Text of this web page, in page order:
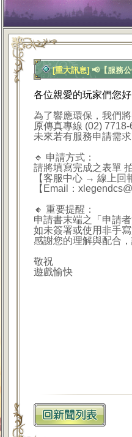
[重大訊息] 📢【服務
各位親愛的玩家們您
為了響應環保，我們
原傳真專線 (02)
未來若有服務申請需
🔹 申請方式：
請將填寫完成之表單
【客服中心 → 線上回
【Email：
🔸 重要提醒：
申請書末端之「申請
如未簽署或使用非手
感謝您的理解與配合
敬祝
遊戲愉快